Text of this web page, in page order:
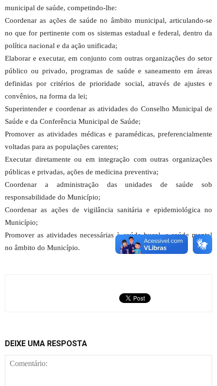
municipal de saúde, competindo-lhe:
Coordenar as ações de saúde no âmbito municipal, articulando-se
no que for pertinente com os sistemas estadual e federal, dentro da
política nacional e da ação unificada;
Elaborar e executar, em conjunto com outras organizações do setor
público ou privado, programas de saúde e saneamento em áreas
definidas por critérios de prioridade social, através de ajustes e
convênios, na forma da lei;
Superintender e coordenar as atividades do Conselho Municipal de
Saúde e da Conferência Municipal de Saúde;
Promover as atividades médicas e paramédicas, preferencialmente
voltadas para as populações carentes;
Executar diretamente ou em integração com outras organizações
públicas e privadas, ações de medicina preventiva;
Coordenar a administração das unidades de saúde sob
responsabilidade do Município;
Coordenar as ações de vigilância sanitária e epidemiológica no
Município;
Promover as atividades necessárias à saúde bucal, e saúde mental
no âmbito do Município.
DEIXE UMA RESPOSTA